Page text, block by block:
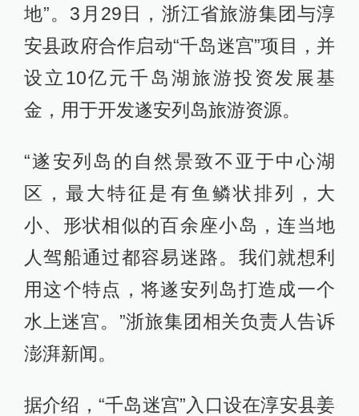
地”。3月29日，浙江省旅游集团与淳
安县政府合作启动“千岛迷宫”项目，并
设立10亿元千岛湖旅游投资发展基
金，用于开发遂安列岛旅游资源。
“遂安列岛的自然景致不亚于中心湖
区，最大特征是有鱼鳞状排列，大
小、形状相似的百余座小岛，连当地
人驾船通过都容易迷路。我们就想利
用这个特点，将遂安列岛打造成一个
水上迷宫。”浙旅集团相关负责人告诉
澎湃新闻。
据介绍，“千岛迷宫”入口设在淳安县姜